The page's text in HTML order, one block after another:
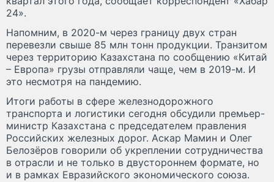
24».
Напомним, в 2020-м через границу двух стран
перевезли свыше 85 млн тонн продукции. Транзитом
через территорию Казахстана по сообщению «Китай
– Европа» грузы отправляли чаще, чем в 2019-м. И
это несмотря на пандемию.
Итоги работы в сфере железнодорожного
транспорта и логистики сегодня обсудили премьер-
министр Казахстана с председателем правления
Российских железных дорог. Аскар Мамин и Олег
Белозёров говорили об укреплении сотрудничества
в отрасли и не только в двустороннем формате, но
и в рамках Евразийского экономического союза.